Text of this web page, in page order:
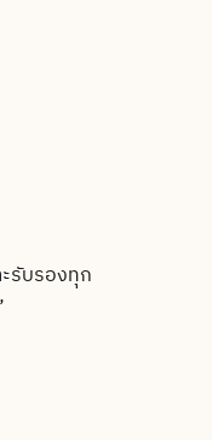
รับรองทุก